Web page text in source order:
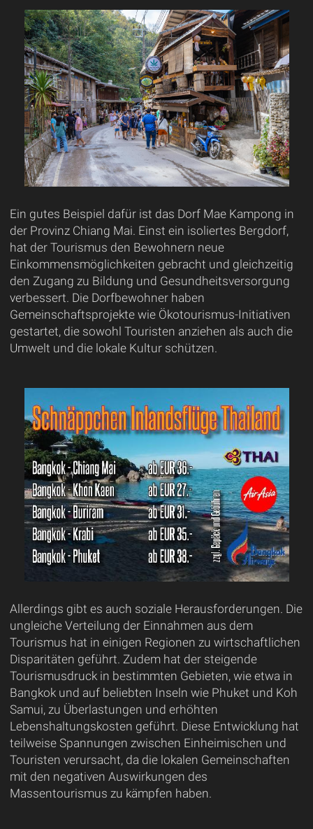
Ein gutes Beispiel dafür ist das Dorf Mae Kampong in
der Provinz Chiang Mai. Einst ein isoliertes Bergdorf,
hat der Tourismus den Bewohnern neue
Einkommensmöglichkeiten gebracht und gleichzeitig
den Zugang zu Bildung und Gesundheitsversorgung
verbessert. Die Dorfbewohner haben
Gemeinschaftsprojekte wie Ökotourismus-Initiativen
gestartet, die sowohl Touristen anziehen als auch die
Umwelt und die lokale Kultur schützen.
Allerdings gibt es auch soziale Herausforderungen. Die
ungleiche Verteilung der Einnahmen aus dem
Tourismus hat in einigen Regionen zu wirtschaftlichen
Disparitäten geführt. Zudem hat der steigende
Tourismusdruck in bestimmten Gebieten, wie etwa in
Bangkok und auf beliebten Inseln wie Phuket und Koh
Samui, zu Überlastungen und erhöhten
Lebenshaltungskosten geführt. Diese Entwicklung hat
teilweise Spannungen zwischen Einheimischen und
Touristen verursacht, da die lokalen Gemeinschaften
mit den negativen Auswirkungen des
Massentourismus zu kämpfen haben.